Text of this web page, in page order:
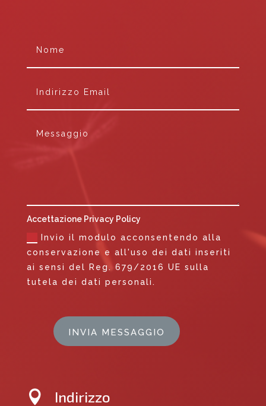
Accettazione Privacy Policy
Invio il modulo acconsentendo alla
conservazione e all'uso dei dati inseriti
ai sensi del Reg. 679/2016 UE sulla
tutela dei dati personali.
INVIA MESSAGGIO
 Indirizzo